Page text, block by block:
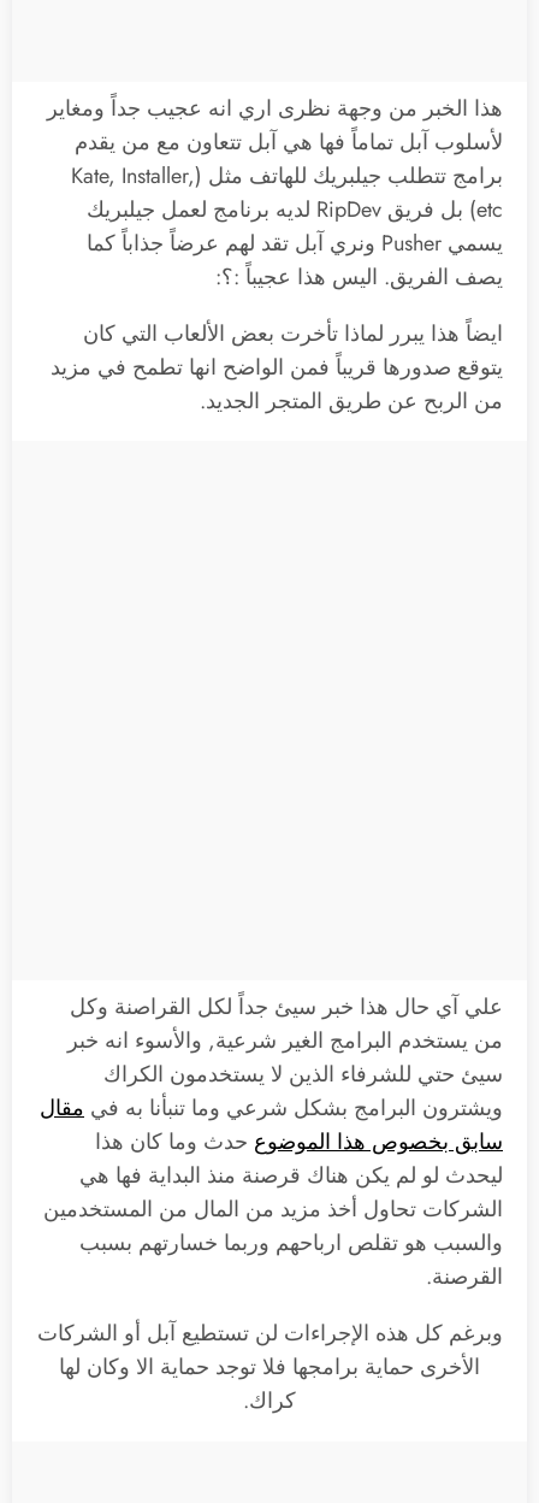
هذا الخبر من وجهة نظرى اري انه عجيب جداً ومغاير
لأسلوب آبل تماماً فها هي آبل تتعاون مع من يقدم
برامج تتطلب جيلبريك للهاتف مثل (Kate, Installer,
etc) بل فريق RipDev لديه برنامج لعمل جيلبريك
يسمي Pusher ونري آبل تقد لهم عرضاً جذاباً كما
يصف الفريق. اليس هذا عجيباً :؟:
ايضاً هذا يبرر لماذا تأخرت بعض الألعاب التي كان
يتوقع صدورها قريباً فمن الواضح انها تطمح في مزيد
من الربح عن طريق المتجر الجديد.
علي آي حال هذا خبر سيئ جداً لكل القراصنة وكل
من يستخدم البرامج الغير شرعية, والأسوء انه خبر
سيئ حتي للشرفاء الذين لا يستخدمون الكراك
ويشترون البرامج بشكل شرعي وما تنبأنا به في مقال
سابق بخصوص هذا الموضوع حدث وما كان هذا
ليحدث لو لم يكن هناك قرصنة منذ البداية فها هي
الشركات تحاول أخذ مزيد من المال من المستخدمين
والسبب هو تقلص ارباحهم وربما خسارتهم بسبب
القرصنة.
وبرغم كل هذه الإجراءات لن تستطيع آبل أو الشركات
الأخرى حماية برامجها فلا توجد حماية الا وكان لها
كراك.